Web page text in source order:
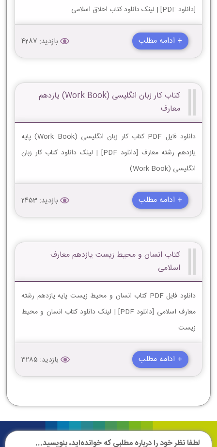
[دانلود PDF] | لینک دانلود کتاب اخلاق اسلامی
+ ادامه مطلب بازدید: 4287
کتاب کار زبان انگلیسی (Work Book) یازدهم
معارف
دانلود فایل PDF کتاب کار زبان انگلیسی (Work Book) پایه
یازدهم رشته معارف [دانلود PDF] | لینک دانلود کتاب کار زبان
انگلیسی (Work Book)
+ ادامه مطلب بازدید: 2453
کتاب انسان و محیط زیست یازدهم معارف
اسلامی
دانلود فایل PDF کتاب انسان و محیط زیست پایه یازدهم رشته
معارف اسلامی [دانلود PDF] | لینک دانلود کتاب انسان و محیط
زیست
+ ادامه مطلب بازدید: 3285
لطفا نظر خود را درباره مطلبی که خوانده‌اید، بنویسید...